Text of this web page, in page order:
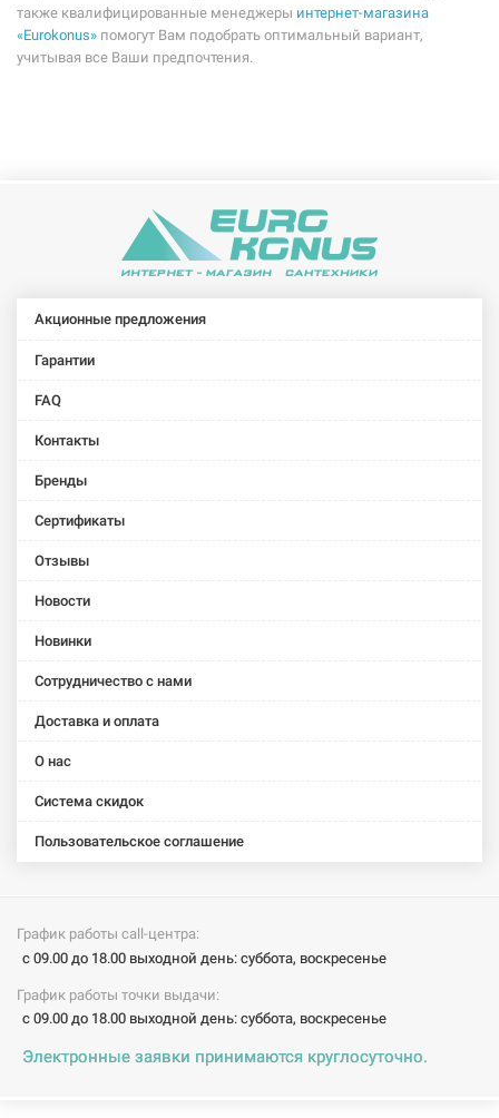
также квалифицированные менеджеры интернет-магазина
«Eurokonus» помогут Вам подобрать оптимальный вариант,
учитывая все Ваши предпочтения.
Акционные предложения
Гарантии
FAQ
Контакты
Бренды
Сертификаты
Отзывы
Новости
Новинки
Сотрудничество с нами
Доставка и оплата
О нас
Система скидок
Пользовательское соглашение
График работы call-центра:
с 09.00 до 18.00 выходной день: суббота, воскресенье
График работы точки выдачи:
с 09.00 до 18.00 выходной день: суббота, воскресенье
Электронные заявки принимаются круглосуточно.